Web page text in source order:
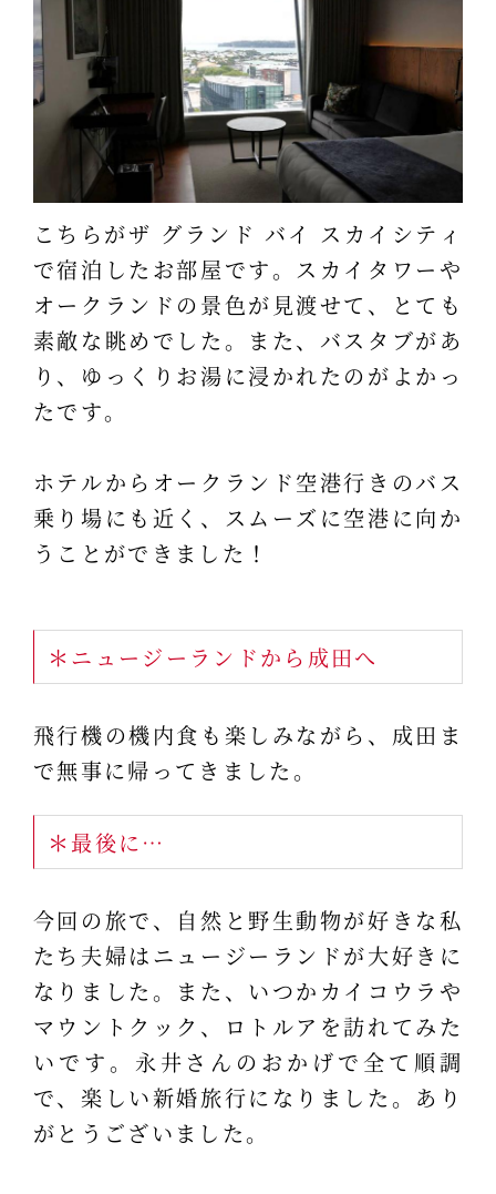
こちらがザ グランド バイ スカイシティ
で宿泊したお部屋です。スカイタワーや
オークランドの景色が見渡せて、とても
素敵な眺めでした。また、バスタブがあ
り、ゆっくりお湯に浸かれたのがよかっ
たです。
ホテルからオークランド空港行きのバス
乗り場にも近く、スムーズに空港に向か
うことができました！
＊ニュージーランドから成田へ
飛行機の機内食も楽しみながら、成田ま
で無事に帰ってきました。
＊最後に…
今回の旅で、自然と野生動物が好きな私
たち夫婦はニュージーランドが大好きに
なりました。また、いつかカイコウラや
マウントクック、ロトルアを訪れてみた
いです。永井さんのおかげで全て順調
で、楽しい新婚旅行になりました。あり
がとうございました。